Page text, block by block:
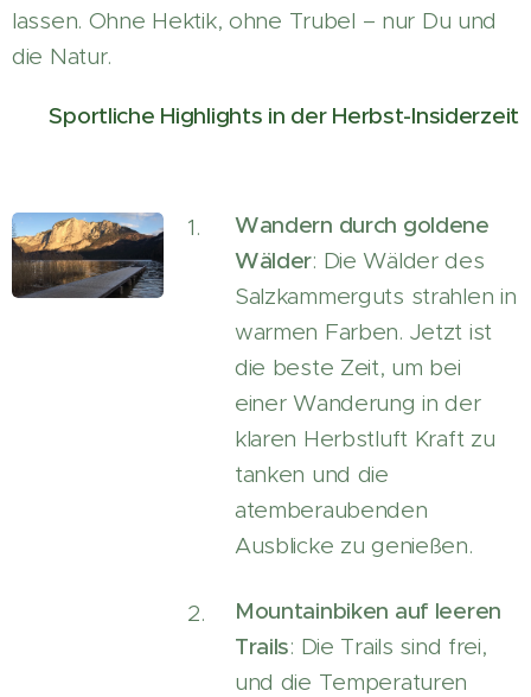
lassen. Ohne Hektik, ohne Trubel – nur Du und
die Natur.
Sportliche Highlights in der Herbst-Insiderzeit
Wandern durch goldene
Wälder: Die Wälder des
Salzkammerguts strahlen in
warmen Farben. Jetzt ist
die beste Zeit, um bei
einer Wanderung in der
klaren Herbstluft Kraft zu
tanken und die
atemberaubenden
Ausblicke zu genießen.
Mountainbiken auf leeren
Trails: Die Trails sind frei,
und die Temperaturen